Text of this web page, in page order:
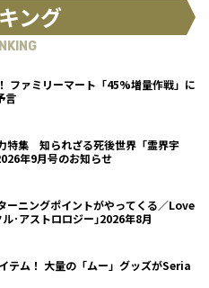
ング
ファミリーマート「45%増量作戦」に
言
特集 知られざる死後世界「霊界宇
年9月号のお知らせ
ーニングポイントがやってくる／Love
･アストロロジー｣2026年8月
テム！ 大量の「ムー」グッズがSeria